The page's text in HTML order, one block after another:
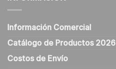
Información Comercial
Catálogo de Productos 2026
Costos de Envío